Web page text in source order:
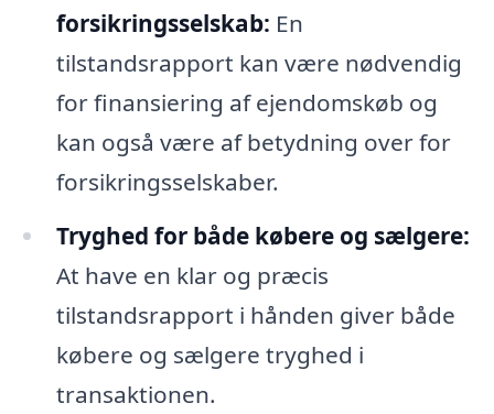
forsikringsselskab: En
tilstandsrapport kan være nødvendig
for finansiering af ejendomskøb og
kan også være af betydning over for
forsikringsselskaber.
Tryghed for både købere og sælgere:
At have en klar og præcis
tilstandsrapport i hånden giver både
købere og sælgere tryghed i
transaktionen.